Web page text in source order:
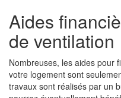
Aides
de ventilation
Nombreuses, les aides pour
votre logement sont
travaux sont réalisés par un